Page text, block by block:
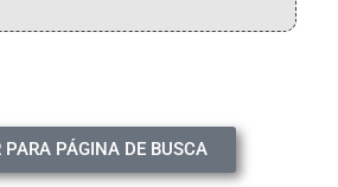
PARA PÁGINA DE BUSCA